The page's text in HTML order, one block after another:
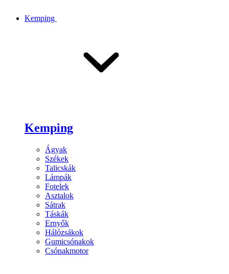
Kemping
Kemping
Ágyak
Székek
Talicskák
Lámpák
Fotelek
Asztalok
Sátrak
Táskák
Ernyők
Hálózsákok
Gumicsónakok
Csónakmotor